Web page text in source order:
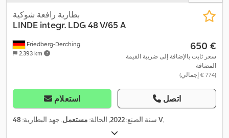
Friedberg-Derching
2.393 km
بطارية رافعة شوكية
LINDE integr. LDG 48 V/65 A
‏650 €
سعر ثابت بالإضافة إلى ضريبة القيمة
المضافة
(‏774 € إجمالي)
استعلام اتصل
سنة الصنع:2022, الحالة: مستعمل, جهد البطارية: 48 V,